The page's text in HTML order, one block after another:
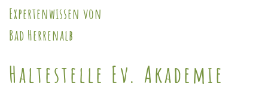
Expertenwissen von
Bad Herrenalb
Haltestelle Ev. Akademie